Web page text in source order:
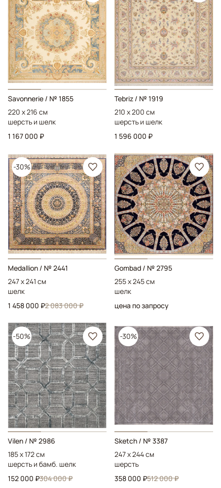
Savonnerie / № 1855
220 x 216 см
шерсть и шелк
1 167 000 ₽
Tebriz / № 1919
210 x 200 см
шерсть и шелк
1 596 000 ₽
-30%
Medallion / № 2441
247 x 241 см
шелк
1 458 000 ₽2 083 000 ₽
Gombad / № 2795
255 x 245 см
шелк
цена по запросу
-50%
Vilen / № 2986
185 x 172 см
шерсть и бамб. шелк
152 000 ₽304 000 ₽
-30%
Sketch / № 3387
247 x 244 см
шерсть
358 000 ₽512 000 ₽